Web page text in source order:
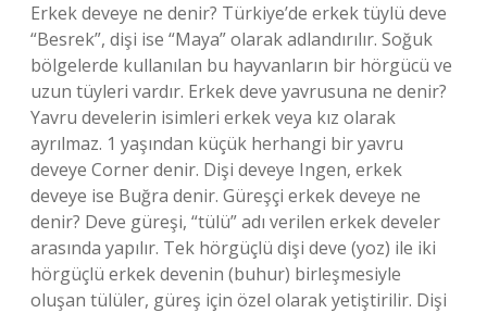
Erkek deveye ne denir? Türkiye’de erkek tüylü deve
“Besrek”, dişi ise “Maya” olarak adlandırılır. Soğuk
bölgelerde kullanılan bu hayvanların bir hörgücü ve
uzun tüyleri vardır. Erkek deve yavrusuna ne denir?
Yavru develerin isimleri erkek veya kız olarak
ayrılmaz. 1 yaşından küçük herhangi bir yavru
deveye Corner denir. Dişi deveye Ingen, erkek
deveye ise Buğra denir. Güreşçi erkek deveye ne
denir? Deve güreşi, “tülü” adı verilen erkek develer
arasında yapılır. Tek hörgüçlü dişi deve (yoz) ile iki
hörgüçlü erkek devenin (buhur) birleşmesiyle
oluşan tülüler, güreş için özel olarak yetiştirilir. Dişi